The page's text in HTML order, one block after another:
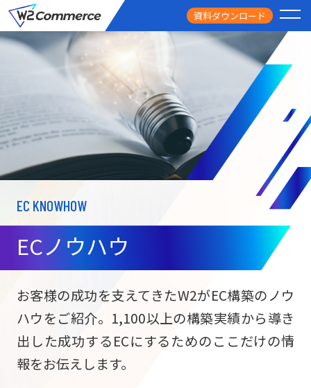
資料ダウンロード
サービス
ECサイト構築
サブスク/定期通販
ECサイト構築
PRICE
料金
FEATURE
導入事例
USEFUL
お役立ち情報
NEWS
ニュース
EC KNOWHOW
ECノウハウ
お客様の成功を支えてきたW2がEC構築のノウ
ハウをご紹介。1,100以上の構築実績から導き
出した成功するECにするためのここだけの情
報をお伝えします。